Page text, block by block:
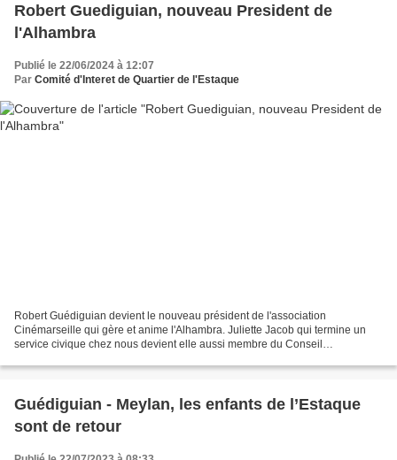
Robert Guediguian, nouveau President de
l'Alhambra
Publié le 22/06/2024 à 12:07
Par Comité d'Interet de Quartier de l'Estaque
Robert Guédiguian devient le nouveau président de l'association
Cinémarseille qui gère et anime l'Alhambra. Juliette Jacob qui termine un
service civique chez nous devient elle aussi membre du Conseil
Guédiguian - Meylan, les enfants de l’Estaque
sont de retour